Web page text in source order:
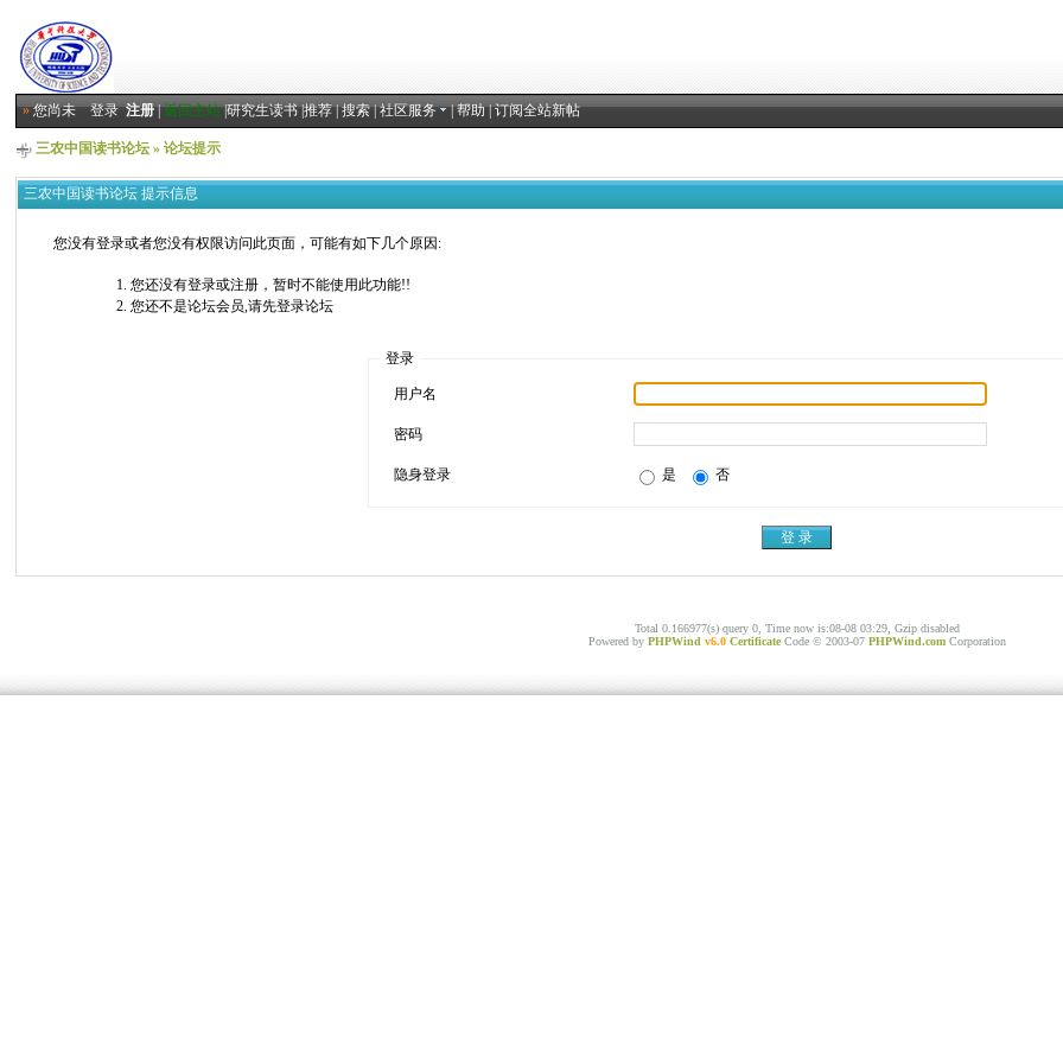
»您尚未登录 注册|返回主站|研究生读书|推荐|搜索|社区服务 |帮助|订阅全站新帖
三农中国读书论坛 » 论坛提示
三农中国读书论坛 提示信息
您没有登录或者您没有权限访问此页面，可能有如下几个原因:
您还没有登录或注册，暂时不能使用此功能!!
您还不是论坛会员,请先登录论坛
登录
用户名
密码
隐身登录 是 否
Total 0.166977(s) query 0, Time now is:08-08 03:29, Gzip disabled
Powered by PHPWind v6.0 Certificate Code © 2003-07 PHPWind.com Corporation